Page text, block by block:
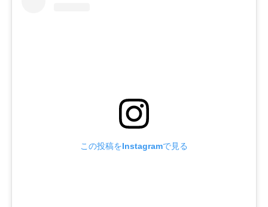
この投稿をInstagramで見る